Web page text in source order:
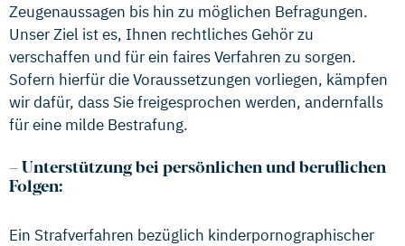
Zeugenaussagen bis hin zu möglichen Befragungen.
Unser Ziel ist es, Ihnen rechtliches Gehör zu
verschaffen und für ein faires Verfahren zu sorgen.
Sofern hierfür die Voraussetzungen vorliegen, kämpfen
wir dafür, dass Sie freigesprochen werden, andernfalls
für eine milde Bestrafung.
– Unterstützung bei persönlichen und beruflichen
Folgen:
Ein Strafverfahren bezüglich kinderpornographischer